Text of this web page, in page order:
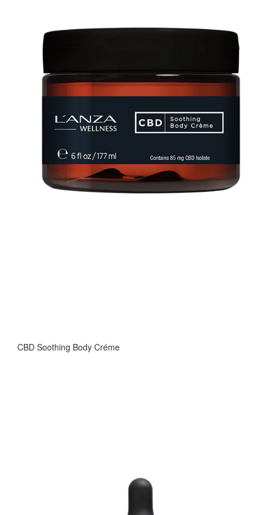
CBD Soothing Body Créme